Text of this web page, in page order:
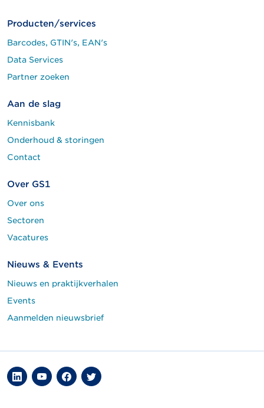
Producten/services
Barcodes, GTIN's, EAN's
Data Services
Partner zoeken
Aan de slag
Kennisbank
Onderhoud & storingen
Contact
Over GS1
Over ons
Sectoren
Vacatures
Nieuws & Events
Nieuws en praktijkverhalen
Events
Aanmelden nieuwsbrief